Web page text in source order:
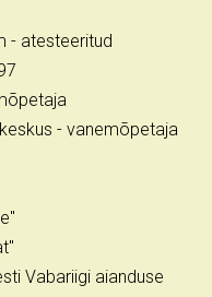
- atesteeritud
- vanemõpetaja
Vabariigi aianduse